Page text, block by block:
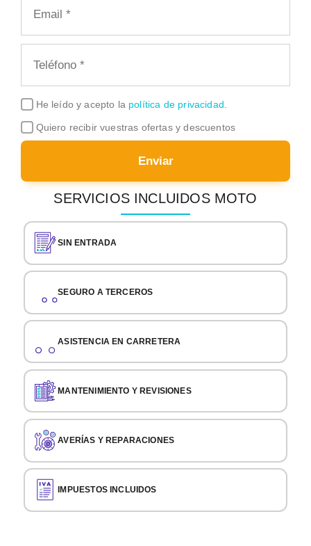
He leído y acepto la política de privacidad
Quiero recibir vuestras ofertas y descuentos
Enviar
SERVICIOS INCLUIDOS MOTO
SIN ENTRADA
SEGURO A TERCEROS
ASISTENCIA EN CARRETERA
MANTENIMIENTO Y REVISIONES
AVERÍAS Y REPARACIONES
IMPUESTOS INCLUIDOS